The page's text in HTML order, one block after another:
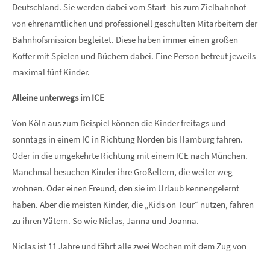
Deutschland. Sie werden dabei vom Start- bis zum Zielbahnhof
von ehrenamtlichen und professionell geschulten Mitarbeitern der
Bahnhofsmission begleitet. Diese haben immer einen großen
Koffer mit Spielen und Büchern dabei. Eine Person betreut jeweils
maximal fünf Kinder.
Alleine unterwegs im ICE
Von Köln aus zum Beispiel können die Kinder freitags und
sonntags in einem IC in Richtung Norden bis Hamburg fahren.
Oder in die umgekehrte Richtung mit einem ICE nach München.
Manchmal besuchen Kinder ihre Großeltern, die weiter weg
wohnen. Oder einen Freund, den sie im Urlaub kennengelernt
haben. Aber die meisten Kinder, die „Kids on Tour“ nutzen, fahren
zu ihren Vätern. So wie Niclas, Janna und Joanna.
Niclas ist 11 Jahre und fährt alle zwei Wochen mit dem Zug von